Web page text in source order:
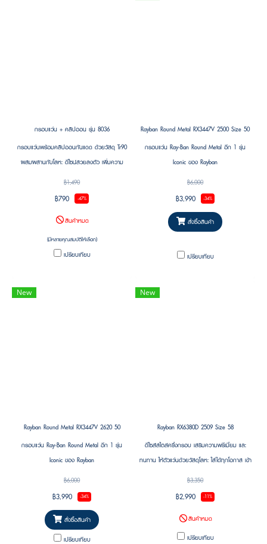
กรอบแว่น + คลิปออน รุ่น 8036
กรอบแว่นพร้อมคลิปออนกันแดด ด้วยวัสดุ Tr90
ผสมผสานกับโลหะ ดีไซน์สวยลงตัว เพิ่มความ
ยืดหยุ่นแข็งแรง
฿1,490
฿790 -47%
สินค้าหมด
(มีหลายคุณสมบัติให้เลือก)
เปรียบเทียบ
Rayban Round Metal RX3447V 2500 Size 50
กรอบแว่น Ray-Ban Round Metal อีก 1 รุ่น
Iconic ของ Rayban
฿6,000
฿3,990 -34%
สั่งซื้อสินค้า
เปรียบเทียบ
New
Rayban Round Metal RX3447V 2620 50
กรอบแว่น Ray-Ban Round Metal อีก 1 รุ่น
Iconic ของ Rayban
฿6,000
฿3,990 -34%
สั่งซื้อสินค้า
เปรียบเทียบ
New
Rayban RX6380D 2509 Size 58
ดีไซส์สไตล์ครึ่งกรอบ เสริมความพรีเมี่ยม และ
ทนทาน ให้ตัวแว่นด้วยวัสดุโลหะ ใส่ได้ทุกโอกาส เข้า
ได้กับทุกสไตล์การแต่งตัว
฿3,350
฿2,990 -11%
สินค้าหมด
เปรียบเทียบ